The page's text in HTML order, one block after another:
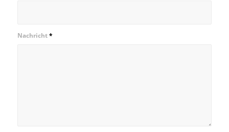
Nachricht*